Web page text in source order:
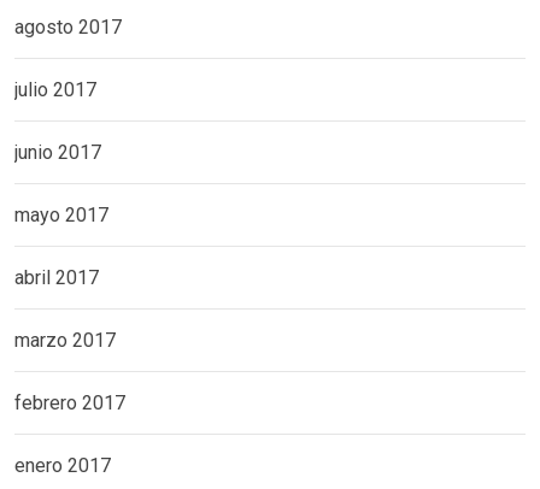
agosto 2017
julio 2017
junio 2017
mayo 2017
abril 2017
marzo 2017
febrero 2017
enero 2017